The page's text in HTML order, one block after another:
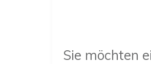
Sie möchten